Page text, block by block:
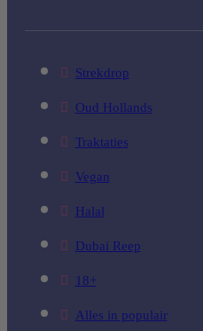
Strekdrop
Oud Hollands
Traktaties
Vegan
Halal
Dubai Reep
18+
Alles in populair